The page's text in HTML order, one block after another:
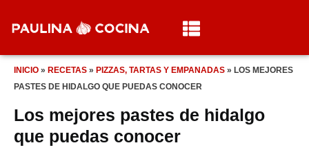
INICIO » RECETAS » PIZZAS, TARTAS Y EMPANADAS » LOS MEJORES
PASTES DE HIDALGO QUE PUEDAS CONOCER
Los mejores pastes de hidalgo
que puedas conocer